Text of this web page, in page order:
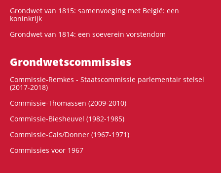
Grondwet van 1815: samenvoeging met België: een
koninkrijk
Grondwet van 1814: een soeverein vorstendom
Grondwets­commissies
Commissie-Remkes - Staatscommissie parlementair stelsel
(2017-2018)
Commissie-Thomassen (2009-2010)
Commissie-Biesheuvel (1982-1985)
Commissie-Cals/Donner (1967-1971)
Commissies voor 1967